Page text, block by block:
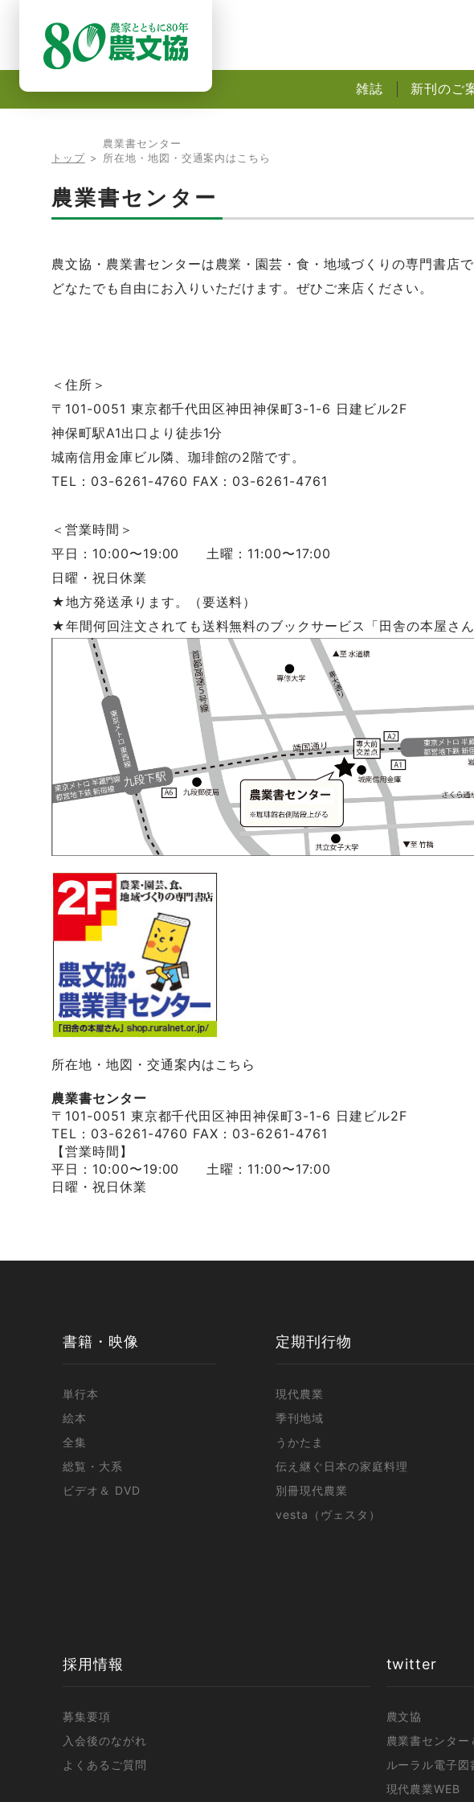
雑誌 新刊のご
トップ >
農業書センター
所在地・地図・交通案内はこちら
農業書センター
農文協・農業書センターは農業・園芸・食・地域づくりの専門書店
どなたでも自由にお入りいただけます。ぜひご来店ください。
＜住所＞
〒101-0051 東京都千代田区神田神保町3-1-6 日建ビル2F
神保町駅A1出口より徒歩1分
城南信用金庫ビル隣、珈琲館の2階です。
TEL：03-6261-4760 FAX：03-6261-4761
＜営業時間＞
平日：10:00〜19:00 土曜：11:00〜17:00
日曜・祝日休業
★地方発送承ります。（要送料）
★年間何回注文されても送料無料のブックサービス「田舎の本屋さ
所在地・地図・交通案内はこちら
農業書センター
〒101-0051 東京都千代田区神田神保町3-1-6 日建ビル2F
TEL：03-6261-4760 FAX：03-6261-4761
【営業時間】
平日：10:00〜19:00 土曜：11:00〜17:00
日曜・祝日休業
書籍・映像
単行本
絵本
全集
総覧・大系
ビデオ＆ DVD
定期刊行物
現代農業
季刊地域
うかたま
伝え継ぐ日本の家庭料理
別冊現代農業
vesta（ヴェスタ）
採用情報
募集要項
入会後のながれ
よくあるご質問
twitter
農文協
農業書センタ
ルーラル電子図
現代農業WEB